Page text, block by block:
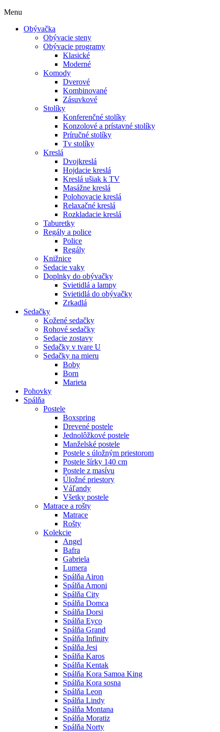
Menu
Obývačka
Obývacie steny
Obývacie programy
Klasické
Moderné
Komody
Dverové
Kombinované
Zásuvkové
Stolíky
Konferenčné stolíky
Konzolové a prístavné stolíky
Príručné stolíky
Tv stolíky
Kreslá
Dvojkreslá
Hojdacie kreslá
Kreslá ušiak k TV
Masážne kreslá
Polohovacie kreslá
Relaxačné kreslá
Rozkladacie kreslá
Taburetky
Regály a police
Police
Regály
Knižnice
Sedacie vaky
Doplnky do obývačky
Svietidlá a lampy
Svietidlá do obývačky
Zrkadlá
Sedačky
Kožené sedačky
Rohové sedačky
Sedacie zostavy
Sedačky v tvare U
Sedačky na mieru
Boby
Born
Marieta
Pohovky
Spálňa
Postele
Boxspring
Drevené postele
Jednolôžkové postele
Manželské postele
Postele s úložným priestorom
Postele šírky 140 cm
Postele z masívu
Úložné priestory
Váľandy
Všetky postele
Matrace a rošty
Matrace
Rošty
Kolekcie
Angel
Bafra
Gabriela
Lumera
Spálňa Airon
Spálňa Amoni
Spálňa City
Spálňa Domca
Spálňa Dorsi
Spálňa Eyco
Spálňa Grand
Spálňa Infinity
Spálňa Jesi
Spálňa Karos
Spálňa Kentak
Spálňa Kora Samoa King
Spálňa Kora sosna
Spálňa Leon
Spálňa Lindy
Spálňa Montana
Spálňa Moratiz
Spálňa Norty